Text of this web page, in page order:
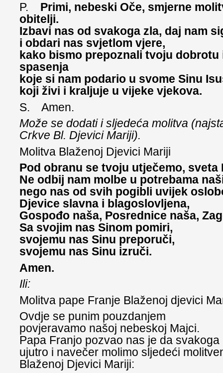
P. Primi, nebeski Oče, smjerne
obitelji.
Izbavi nas od svakoga zla, daj nam
i obdari nas svjetlom vjere,
kako bismo prepoznali tvoju
spasenja
koje si nam podario u svome Sinu
koji živi i kraljuje u vijeke vjekova.
S. Amen.
Može se dodati i sljedeća molitva
Crkve Bl. Djevici Mariji).
Molitva Blaženoj Djevici Mariji
Pod obranu se tvoju utječemo, sveta
Ne odbij nam molbe u potrebama
nego nas od svih pogibli uvijek
Djevice slavna i blagoslovljena,
Gospođo naša, Posrednice naša,
Sa svojim nas Sinom pomiri,
svojemu nas Sinu preporuči,
svojemu nas Sinu izruči.
Amen.
Ili:
Molitva pape Franje Blaženoj djevici
Ovdje se punim pouzdanjem
povjeravamo našoj nebeskoj Majci.
Papa Franjo pozvao nas je da svakoga
ujutro i navečer molimo sljedeći
Blaženoj Djevici Mariji: